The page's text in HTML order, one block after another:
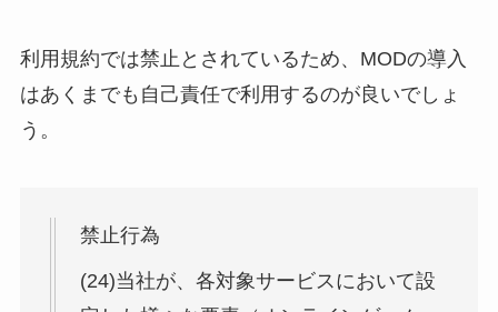
利用規約では禁止とされているため、MODの導入
はあくまでも自己責任で利用するのが良いでしょ
う。
禁止行為
(24)当社が、各対象サービスにおいて設